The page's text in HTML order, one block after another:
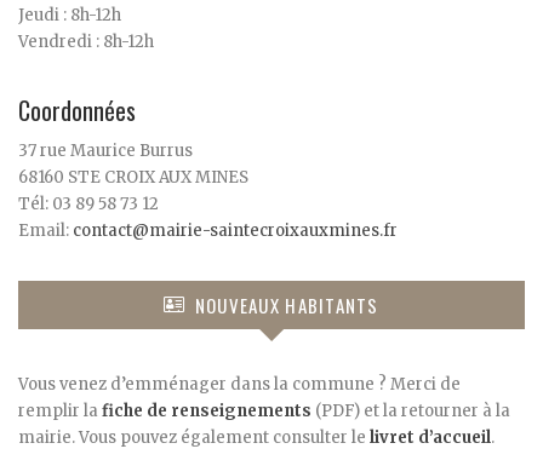
Jeudi : 8h-12h
Vendredi : 8h-12h
Coordonnées
37 rue Maurice Burrus
68160 STE CROIX AUX MINES
Tél: 03 89 58 73 12
Email: contact@mairie-saintecroixauxmines.fr
NOUVEAUX HABITANTS
Vous venez d’emménager dans la commune ? Merci de
remplir la fiche de renseignements (PDF) et la retourner à la
mairie. Vous pouvez également consulter le livret d’accueil.